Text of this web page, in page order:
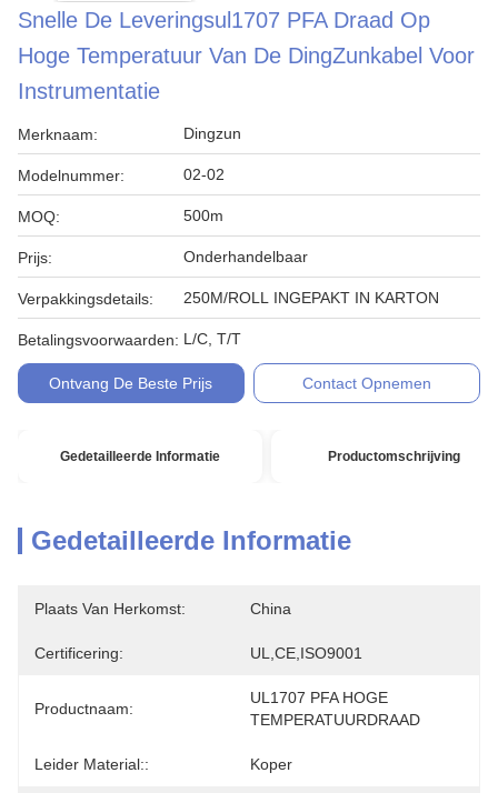
Snelle De Leveringsul1707 PFA Draad Op
Hoge Temperatuur Van De DingZunkabel Voor
Instrumentatie
Merknaam: Dingzun
Modelnummer: 02-02
MOQ: 500m
Prijs: Onderhandelbaar
Verpakkingsdetails: 250M/ROLL INGEPAKT IN KARTON
Betalingsvoorwaarden: L/C, T/T
Ontvang De Beste Prijs Contact Opnemen
Gedetailleerde Informatie Productomschrijving
Gedetailleerde Informatie
Plaats Van Herkomst: China
Certificering: UL,CE,ISO9001
Productnaam:
UL1707 PFA HOGE
TEMPERATUURDRAAD
Leider Material:: Koper